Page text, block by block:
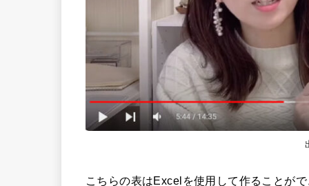
こちらの表はExcelを使用して作ることが